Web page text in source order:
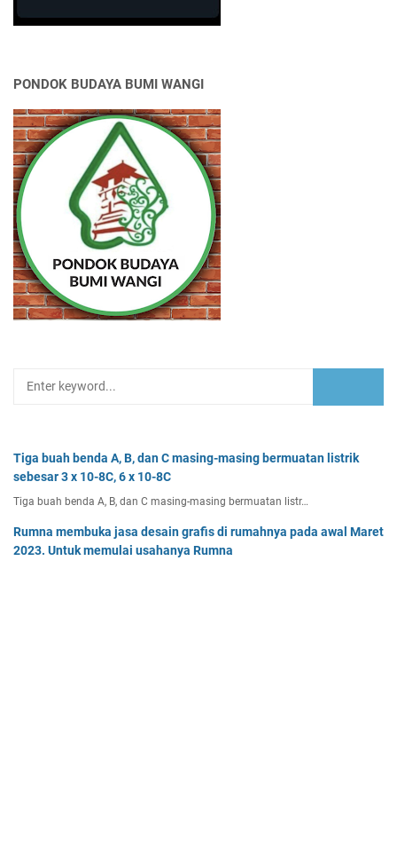
PONDOK BUDAYA BUMI WANGI
Tiga buah benda A, B, dan C masing-masing bermuatan listrik
sebesar 3 x 10-8C, 6 x 10-8C
Tiga buah benda A, B, dan C masing-masing bermuatan listr…
Rumna membuka jasa desain grafis di rumahnya pada awal Maret
2023. Untuk memulai usahanya Rumna